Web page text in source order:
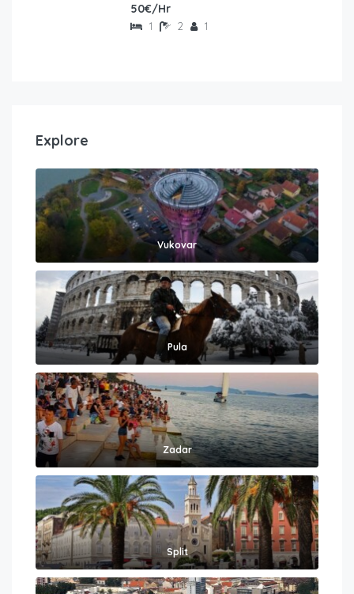
50€/Hr
1 2 1
Explore
Vukovar
Pula
Zadar
Split